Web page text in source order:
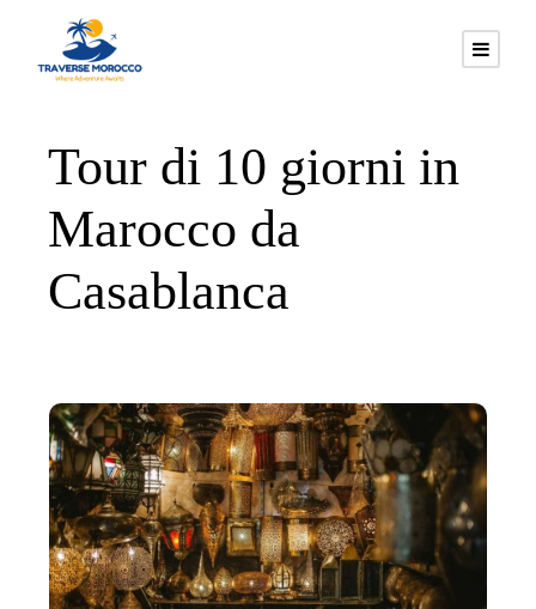
Tour di 10 giorni in
Marocco da
Casablanca